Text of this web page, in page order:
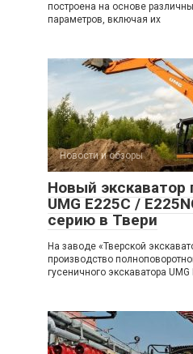
построена на основе
параметров, включая их
Новости и обзоры
Новый экскаватор
UMG E225C /
серию в Твери
На заводе «Тверской
производство
гусеничного экскаватора